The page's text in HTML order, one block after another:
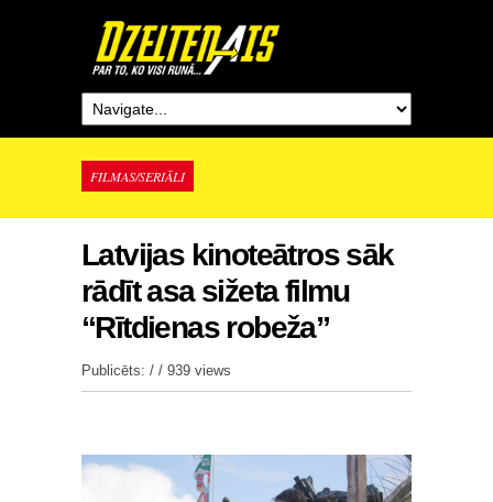
FILMAS/SERIĀLI
Latvijas kinoteātros sāk
rādīt asa sižeta filmu
“Rītdienas robeža”
Publicēts: / / 939 views